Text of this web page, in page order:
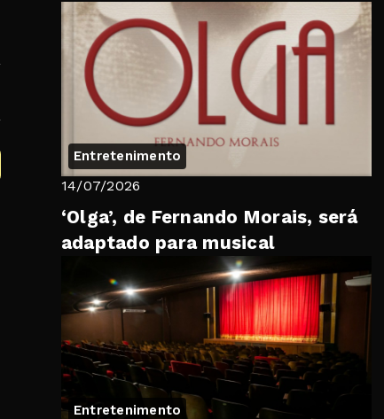
lista
Entretenimento
14/07/2026
‘Olga’, de Fernando Morais, será
adaptado para musical
Entretenimento